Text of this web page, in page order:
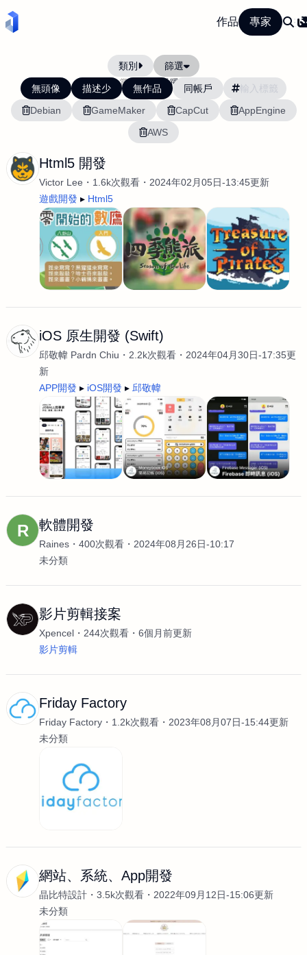
作品 專家
類別 篩選
當前排序: 活躍度
無頭像 描述少 無作品
同帳戶
Debian
GameMaker CapCut
AppEngine
AWS
Html5 開發
Victor Lee 1.6k次觀看
2024年02月05日-13:45更新
遊戲開發
Html5
iOS 原生開發 (Swift)
邱敬幃 Pardn Chiu 2.2k次觀看
2024年04月30日-17:35更
新
APP開發
iOS開發 邱敬幃
R 軟體開發
Raines 400次觀看
2024年08月26日-10:17
未分類
影片剪輯接案
Xpencel 244次觀看
6個月前更新
影片剪輯
Friday Factory
Friday Factory 1.2k次觀看
2023年08月07日-15:44更新
未分類
網站、系統、App開發
晶比特設計 3.5k次觀看
2022年09月12日-15:06更新
未分類